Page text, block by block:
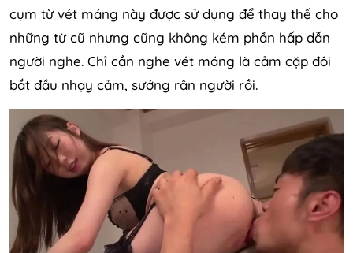
cụm từ vét máng này được sử dụng để thay thế cho
những từ cũ nhưng cũng không kém phần hấp dẫn
người nghe. Chỉ cần nghe vét máng là cảm cặp đôi
bắt đầu nhạy cảm, sướng rân người rồi.